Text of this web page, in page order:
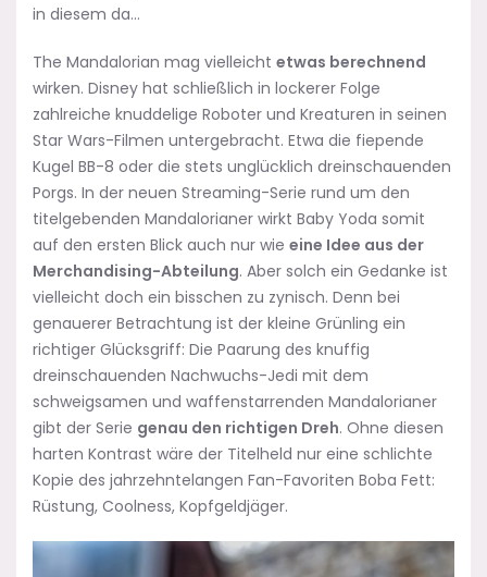
in diesem da…
The Mandalorian mag vielleicht etwas berechnend
wirken. Disney hat schließlich in lockerer Folge
zahlreiche knuddelige Roboter und Kreaturen in seinen
Star Wars-Filmen untergebracht. Etwa die fiepende
Kugel BB-8 oder die stets unglücklich dreinschauenden
Porgs. In der neuen Streaming-Serie rund um den
titelgebenden Mandalorianer wirkt Baby Yoda somit
auf den ersten Blick auch nur wie eine Idee aus der
Merchandising-Abteilung. Aber solch ein Gedanke ist
vielleicht doch ein bisschen zu zynisch. Denn bei
genauerer Betrachtung ist der kleine Grünling ein
richtiger Glücksgriff: Die Paarung des knuffig
dreinschauenden Nachwuchs-Jedi mit dem
schweigsamen und waffenstarrenden Mandalorianer
gibt der Serie genau den richtigen Dreh. Ohne diesen
harten Kontrast wäre der Titelheld nur eine schlichte
Kopie des jahrzehntelangen Fan-Favoriten Boba Fett:
Rüstung, Coolness, Kopfgeldjäger.